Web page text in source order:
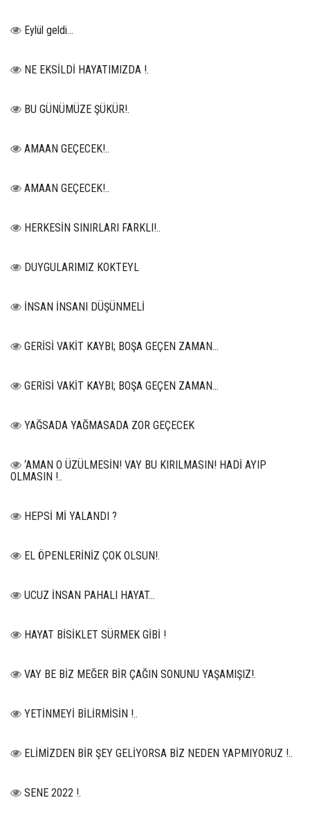
Eylül geldi…
NE EKSİLDİ HAYATIMIZDA !.
BU GÜNÜMÜZE ŞÜKÜR!.
AMAAN GEÇECEK!..
AMAAN GEÇECEK!..
HERKESİN SINIRLARI FARKLI!..
DUYGULARIMIZ KOKTEYL
İNSAN İNSANI DÜŞÜNMELİ
GERİSİ VAKİT KAYBI; BOŞA GEÇEN ZAMAN...
GERİSİ VAKİT KAYBI; BOŞA GEÇEN ZAMAN...
YAĞSADA YAĞMASADA ZOR GEÇECEK
‘AMAN O ÜZÜLMESİN! VAY BU KIRILMASIN! HADİ AYIP
OLMASIN !..
HEPSİ Mİ YALANDI ?
EL ÖPENLERİNİZ ÇOK OLSUN!.
UCUZ İNSAN PAHALI HAYAT…
HAYAT BİSİKLET SÜRMEK GİBİ !
VAY BE BİZ MEĞER BİR ÇAĞIN SONUNU YAŞAMIŞIZ!.
YETİNMEYİ BİLİRMİSİN !..
ELİMİZDEN BİR ŞEY GELİYORSA BİZ NEDEN YAPMIYORUZ !..
SENE 2022 !.